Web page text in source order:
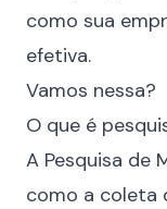
como sua
efetiva.
Vamos nessa?
O que é
A Pesquisa de
como a coleta